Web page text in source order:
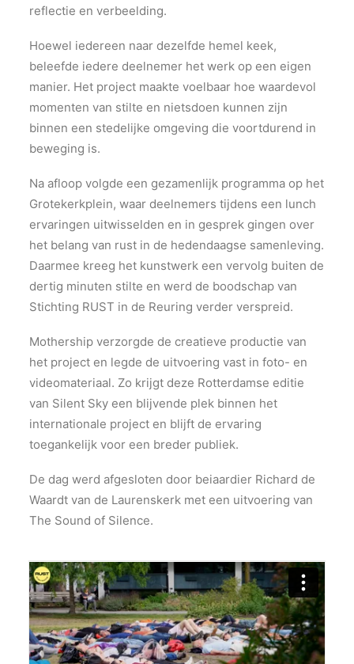
reflectie en verbeelding.
Hoewel iedereen naar dezelfde hemel keek,
beleefde iedere deelnemer het werk op een eigen
manier. Het project maakte voelbaar hoe waardevol
momenten van stilte en nietsdoen kunnen zijn
binnen een stedelijke omgeving die voortdurend in
beweging is.
Na afloop volgde een gezamenlijk programma op het
Grotekerkplein, waar deelnemers tijdens een lunch
ervaringen uitwisselden en in gesprek gingen over
het belang van rust in de hedendaagse samenleving.
Daarmee kreeg het kunstwerk een vervolg buiten de
dertig minuten stilte en werd de boodschap van
Stichting RUST in de Reuring verder verspreid.
Mothership verzorgde de creatieve productie van
het project en legde de uitvoering vast in foto- en
videomateriaal. Zo krijgt deze Rotterdamse editie
van Silent Sky een blijvende plek binnen het
internationale project en blijft de ervaring
toegankelijk voor een breder publiek.
De dag werd afgesloten door beiaardier Richard de
Waardt van de Laurenskerk met een uitvoering van
The Sound of Silence.